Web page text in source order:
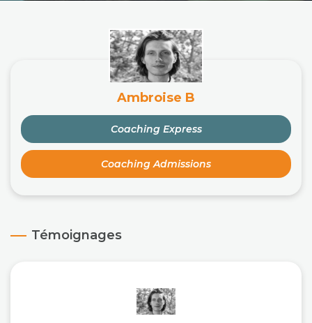
Ambroise B
Coaching Express
Coaching Admissions
Témoignages